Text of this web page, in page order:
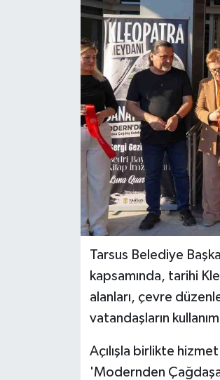
Tarsus Belediye
kapsamında, tarihi
alanları, çevre
vatandaşların
Açılışla birlikte
'Modernden
Teknoloji